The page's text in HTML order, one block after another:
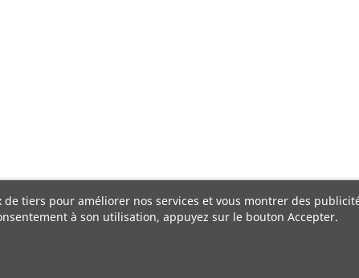
de tiers pour améliorer nos services et vous montrer des
à son utilisation, appuyez sur le bouton Accepter.